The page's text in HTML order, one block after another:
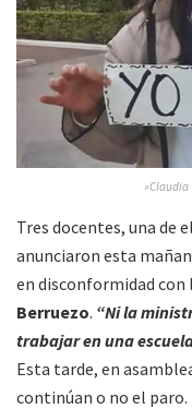
»Claudia
Tres docentes, una de
anunciaron esta
en disconformidad con
Berruezo. “Ni la
trabajar en una
Esta tarde, en
continúan o no el paro.